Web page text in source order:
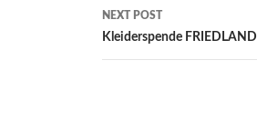
NEXT POST
Kleiderspende FRIEDLAND